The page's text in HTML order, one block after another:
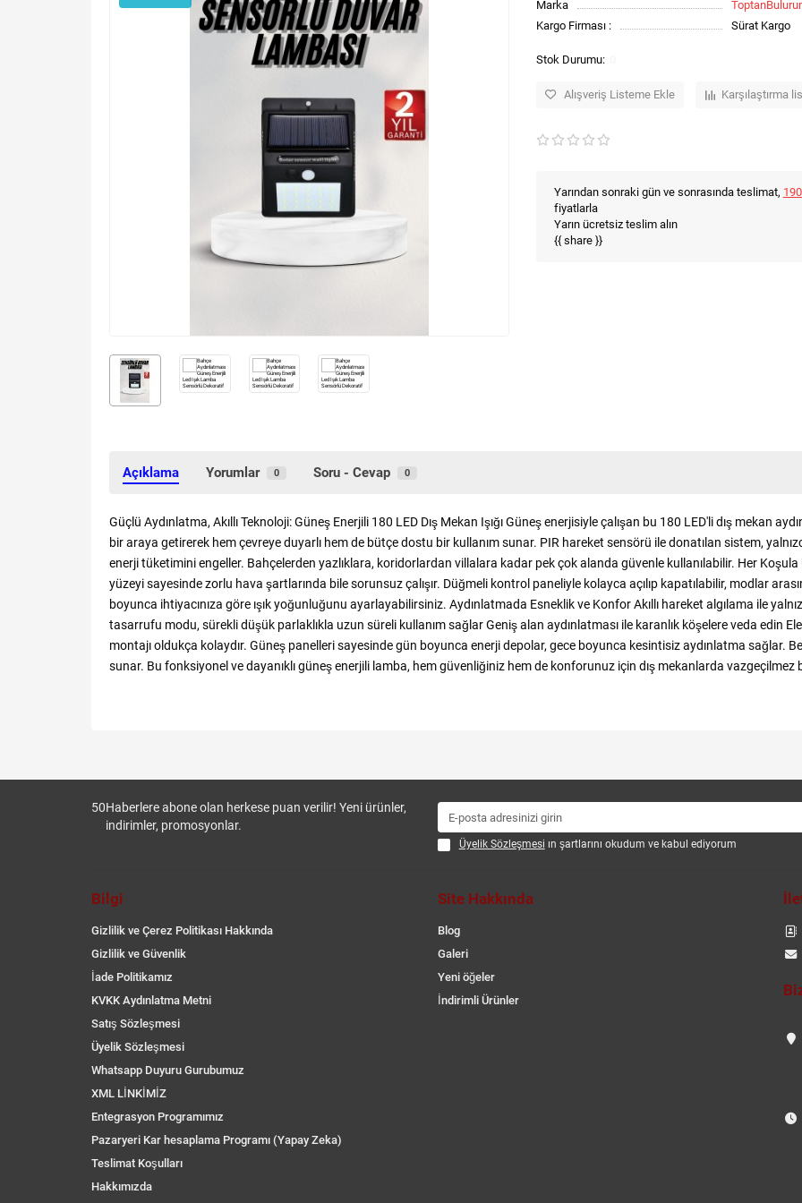
Marka
Kargo Firması :
Sürat Kargo
Alışveriş Listeme Ekle Karşılaştırma
Yarından sonraki gün ve sonrasında teslimat,
fiyatlarla
Yarın ücretsiz teslim alın
{{ share }}
Açıklama Yorumlar 0 Soru - Cevap 0
Güçlü Aydınlatma, Akıllı Teknoloji: Güneş Enerjili 180 LED Dış Mekan Işığı Güneş enerjisiyle çalışan bu 180 LED'li dış mekan
bir araya getirerek hem çevreye duyarlı hem de bütçe dostu bir kullanım sunar. PIR hareket sensörü ile donatılan sistem,
enerji tüketimini engeller. Bahçelerden yazlıklara, koridorlardan villalara kadar pek çok alanda güvenle kullanılabilir. Her Koşula
yüzeyi sayesinde zorlu hava şartlarında bile sorunsuz çalışır. Düğmeli kontrol paneliyle kolayca açılıp kapatılabilir, modlar
boyunca ihtiyacınıza göre ışık yoğunluğunu ayarlayabilirsiniz. Aydınlatmada Esneklik ve Konfor Akıllı hareket algılama ile
tasarrufu modu, sürekli düşük parlaklıkla uzun süreli kullanım sağlar Geniş alan aydınlatması ile karanlık köşelere veda edin
montajı oldukça kolaydır. Güneş panelleri sayesinde gün boyunca enerji depolar, gece boyunca kesintisiz aydınlatma sağlar.
sunar. Bu fonksiyonel ve dayanıklı güneş enerjili lamba, hem güvenliğiniz hem de konforunuz için dış mekanlarda vazgeçilmez
50Haberlere abone olan herkese puan verilir! Yeni ürünler,
indirimler, promosyonlar.
Üyelik Sözleşmesi ın şartlarını okudum ve kabul ediyorum
Bilgi
Gizlilik ve Çerez Politikası Hakkında
Gizlilik ve Güvenlik
İade Politikamız
KVKK Aydınlatma Metni
Satış Sözleşmesi
Üyelik Sözleşmesi
Whatsapp Duyuru Gurubumuz
XML LİNKİMİZ
Entegrasyon Programımız
Pazaryeri Kar hesaplama Programı (Yapay Zeka)
Teslimat Koşulları
Hakkımızda
Site Hakkında
Blog
Galeri
Yeni öğeler
İndirimli Ürünler